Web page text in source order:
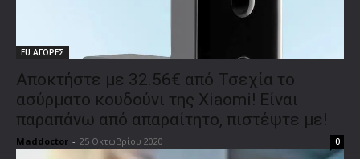
EU ΑΓΟΡΕΣ
Αποκτήστε με 32.56€ από Τσεχία το
ασύρματο κουδούνι της Xiaomi! Είναι
παραπάνω από απαραίτητο, πιστέψτε με!
Maddoctor - 25 Οκτωβρίου 2020 0